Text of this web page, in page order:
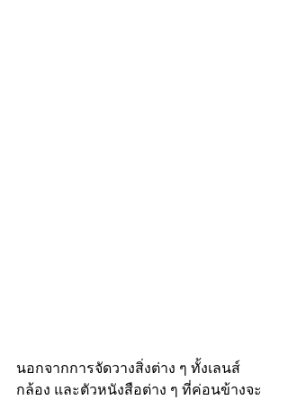
นอกจากการจัดวางสิ่งต่าง ๆ ทั้งเลนส์
กล้อง และตัวหนังสือต่าง ๆ ที่ค่อนข้างจะ